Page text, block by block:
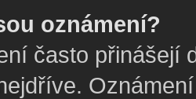
oznámení?
často přinášejí